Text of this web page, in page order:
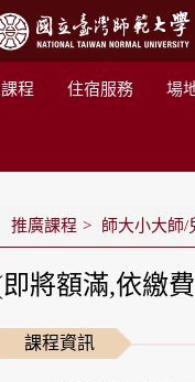
程 住宿服務 場
推廣課程 師大小大師/
將額滿,依繳
課程資訊